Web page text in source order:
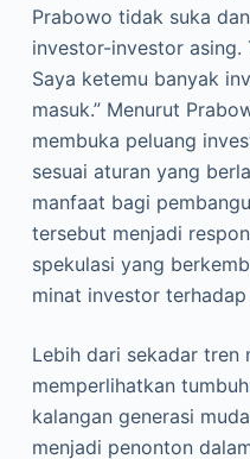
Prabowo tidak suka
investor-investor
Saya ketemu banyak
masuk.” Menurut
membuka peluang
sesuai aturan yang
manfaat bagi
tersebut menjadi
spekulasi yang
minat investor terhadap
Lebih dari sekadar tren
memperlihatkan
kalangan generasi
menjadi penonton